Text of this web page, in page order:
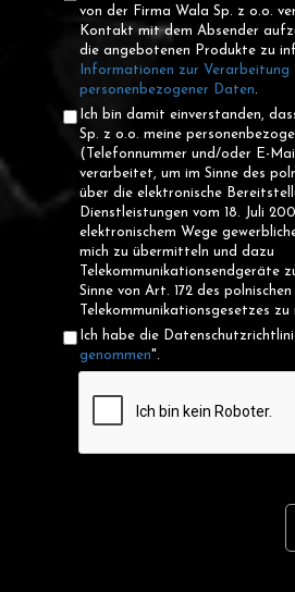
von der Firma Wala Sp. z o.o.
Kontakt mit dem Absender
die angebotenen Produkte zu
Informationen zur Verarbeitung
personenbezogener Daten.
Ich bin damit einverstanden,
Sp. z o.o. meine
(Telefonnummer und/oder E-
verarbeitet, um im Sinne des
über die elektronische
Dienstleistungen vom 18. Juli
elektronischem Wege
mich zu übermitteln und dazu
Telekommunikationsendgeräte
Sinne von Art. 172 des polnischen
Telekommunikationsgesetzes zu
Ich habe die
genommen".